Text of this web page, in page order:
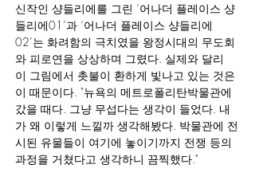
신작인 샹들리에를 그린 ‘어나더 플레이스 샹
들리에01’과 ‘어나더 플레이스 샹들리에
02’는 화려함의 극치였을 왕정시대의 무도회
와 피로연을 상상하며 그렸다. 실제와 달리
이 그림에서 촛불이 환하게 빛나고 있는 것은
이 때문이다. "뉴욕의 메트로폴리탄박물관에
갔을 때다. 그냥 무섭다는 생각이 들었다. 내
가 왜 이렇게 느낄까 생각해봤다. 박물관에 전
시된 유물들이 여기에 놓이기까지 전쟁 등의
과정을 거쳤다고 생각하니 끔찍했다."